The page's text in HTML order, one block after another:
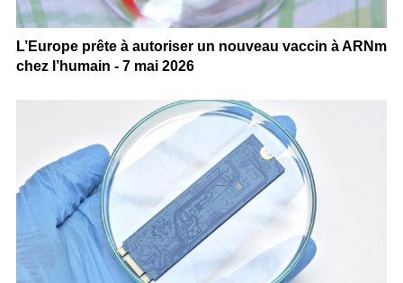
L’Europe prête à autoriser un nouveau vaccin à ARNm
chez l’humain - 7 mai 2026